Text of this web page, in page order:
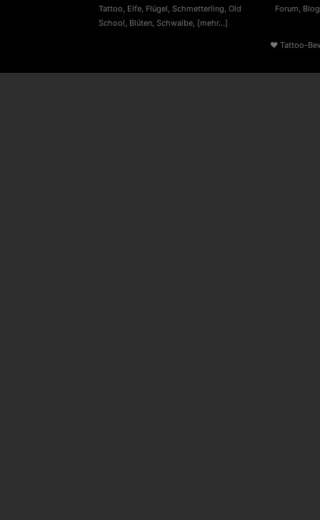
Tattoo, Elfe, Flügel, Schmetterling, Old
School, Blüten, Schwalbe, [mehr...]
Forum, Blog
♥ Tattoo-